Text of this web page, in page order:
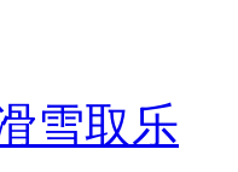
雪取乐